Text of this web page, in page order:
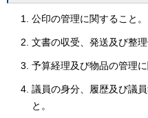
公印の管理に関すること。
文書の収受、発送及び整理
予算経理及び物品の管理に
議員の身分、履歴及び議
と。